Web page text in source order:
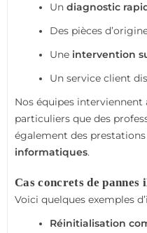
Un diagnostic
Des pièces
Une intervention
Un service client
Nos équipes interviennent
particuliers que des
également des
informatiques.
Cas concrets de
Voici quelques exemples
Réinitialisation